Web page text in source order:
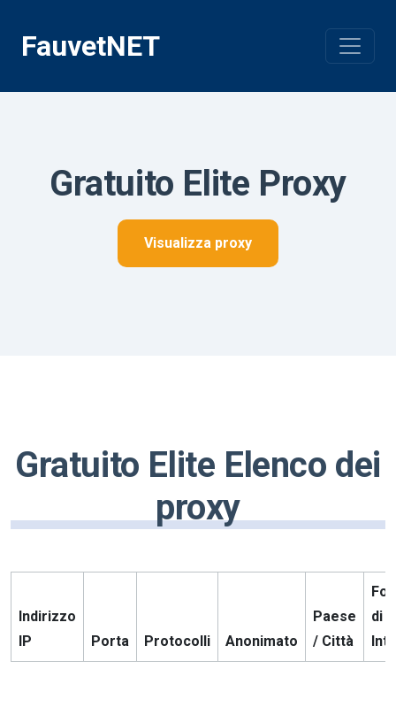
contenuto
FauvetNET
Gratuito Elite Proxy
Visualizza proxy
Gratuito Elite Elenco dei
proxy
Indirizzo
IP
Porta Protocolli Anonimato
Paese
/ Città
di